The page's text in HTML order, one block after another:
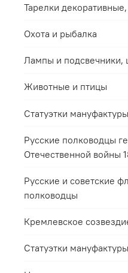
Тарелки
Охота и рыбалка
Лампы и подсвечники,
Животные и птицы
Статуэтки
Русские полководцы
Отечественной войны
Русские и советские
полководцы
Кремлевское
Статуэтки